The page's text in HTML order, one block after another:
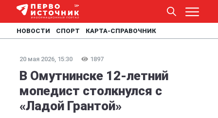
НОВОСТИ СПОРТ КАРТА-СПРАВОЧНИК
20 мая 2026, 15:30 1897
В Омутнинске 12-летний
мопедист столкнулся с
«Ладой Грантой»